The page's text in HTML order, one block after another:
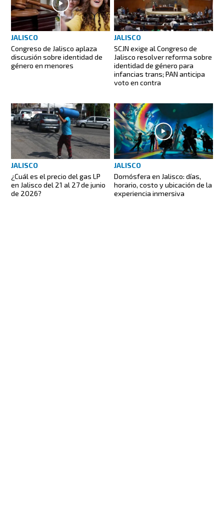
JALISCO
Congreso de Jalisco aplaza
discusión sobre identidad de
género en menores
JALISCO
SCJN exige al Congreso de
Jalisco resolver reforma sobre
identidad de género para
infancias trans; PAN anticipa
voto en contra
JALISCO
¿Cuál es el precio del gas LP
en Jalisco del 21 al 27 de junio
de 2026?
JALISCO
Domósfera en Jalisco: días,
horario, costo y ubicación de la
experiencia inmersiva